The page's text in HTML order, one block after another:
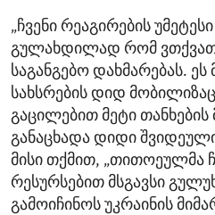
„ჩვენი რეაგირების
გულახდილად რომ
საგანგებო დახმარებას.
სახსრების დიდ
გაცილებით მეტი
განაცხადა დიდი
მისი თქმით, „თითოეულმა
რესურსებით მსგავსი
გამოიჩინოს უკრაინის